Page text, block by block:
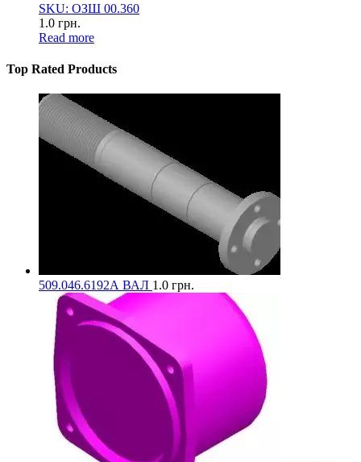
SKU: ОЗШ 00.360
1.0 грн.
Read more
Top Rated Products
509.046.6192А ВАЛ 1.0 грн.